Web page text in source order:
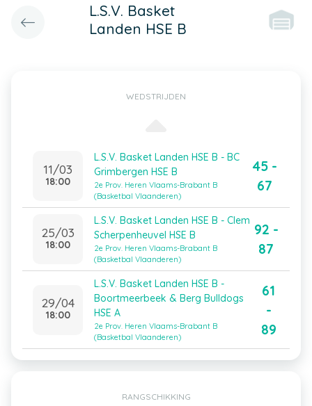
L.S.V. Basket
Landen HSE B
WEDSTRIJDEN
11/03
18:00
L.S.V. Basket Landen HSE B - BC
Grimbergen HSE B
2e Prov. Heren Vlaams-Brabant B
(Basketbal Vlaanderen)
45 -
67
25/03
18:00
L.S.V. Basket Landen HSE B - Clem
Scherpenheuvel HSE B
2e Prov. Heren Vlaams-Brabant B
(Basketbal Vlaanderen)
92 -
87
29/04
18:00
L.S.V. Basket Landen HSE B -
Boortmeerbeek & Berg Bulldogs
HSE A
2e Prov. Heren Vlaams-Brabant B
(Basketbal Vlaanderen)
61
-
89
RANGSCHIKKING